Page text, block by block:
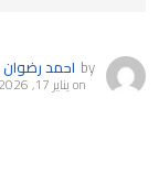
by احمد رضوان
onيناير 17, 2026